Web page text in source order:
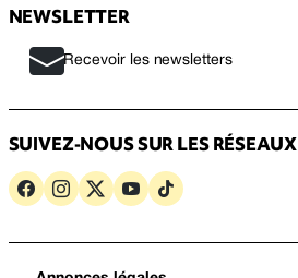
NEWSLETTER
Recevoir les newsletters
SUIVEZ-NOUS SUR LES RÉSEAUX